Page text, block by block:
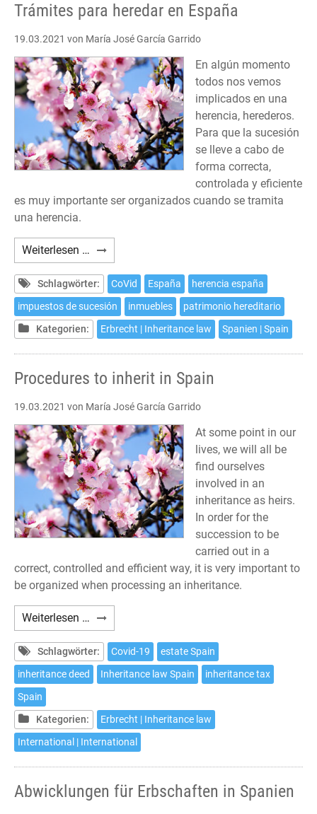
Trámites para heredar en España
19.03.2021 von María José García Garrido
En algún momento
todos nos vemos
implicados en una
herencia, herederos.
Para que la sucesión
se lleve a cabo de
forma correcta,
controlada y eficiente
es muy importante ser organizados cuando se tramita
una herencia.
Weiterlesen … Trámites
para
heredar
en
España
Schlagwörter: CoVid España
herencia españa
impuestos de sucesión
inmuebles
patrimonio hereditario
Kategorien:
Erbrecht | Inheritance law Spanien | Spain
Procedures to inherit in Spain
19.03.2021 von María José García Garrido
At some point in our
lives, we will all be
find ourselves
involved in an
inheritance as heirs.
In order for the
succession to be
carried out in a
correct, controlled and efficient way, it is very important to
be organized when processing an inheritance.
Weiterlesen … Procedures
to
inherit
in
Spain
Schlagwörter: Covid-19
estate Spain
inheritance deed
Inheritance law Spain
inheritance tax
Spain
Kategorien:
Erbrecht | Inheritance law
International | International
Abwicklungen für Erbschaften in Spanien